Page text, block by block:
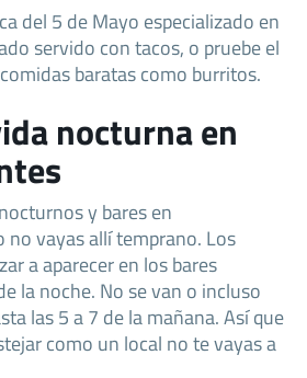
del 5 de Mayo especializado en
servido con tacos, o pruebe el
baratas como burritos.
nocturna en
y bares en
no vayas allí temprano. Los
a aparecer en los bares
la noche. No se van o incluso
las 5 a 7 de la mañana. Así que
como un local no te vayas a